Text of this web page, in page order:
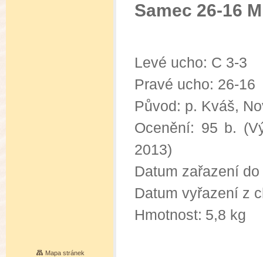
Samec 26-16
Levé ucho: C 3-3
Pravé ucho: 26-16
Původ: p. Kváš,
Ocenění: 95 b.
2013)
Datum zařazení
Datum vyřazení z
Hmotnost: 5,8 kg
Mapa stránek